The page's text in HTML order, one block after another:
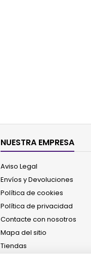
NUESTRA EMPRESA
Aviso Legal
Envíos y Devoluciones
Política de cookies
Política de privacidad
Contacte con nosotros
Mapa del sitio
Tiendas